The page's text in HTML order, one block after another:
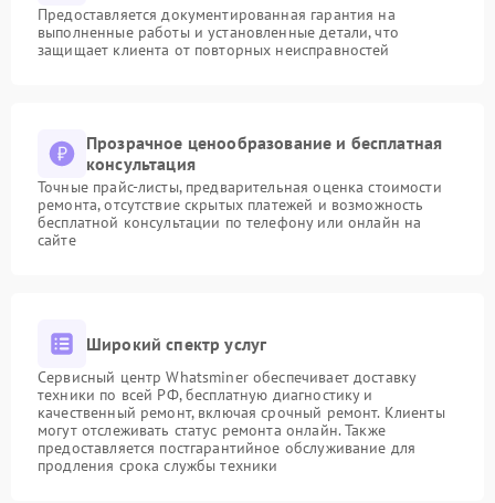
Предоставляется документированная гарантия на
выполненные работы и установленные детали, что
защищает клиента от повторных неисправностей
Прозрачное ценообразование и бесплатная
консультация
Точные прайс-листы, предварительная оценка стоимости
ремонта, отсутствие скрытых платежей и возможность
бесплатной консультации по телефону или онлайн на
сайте
Широкий спектр услуг
Сервисный центр Whatsminer обеспечивает доставку
техники по всей РФ, бесплатную диагностику и
качественный ремонт, включая срочный ремонт. Клиенты
могут отслеживать статус ремонта онлайн. Также
предоставляется постгарантийное обслуживание для
продления срока службы техники